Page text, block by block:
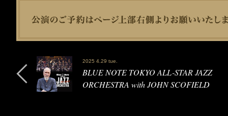
2025 4.29 tue.
BLUE NOTE TOKYO ALL-STAR JAZZ
ORCHESTRA with JOHN SCOFIELD